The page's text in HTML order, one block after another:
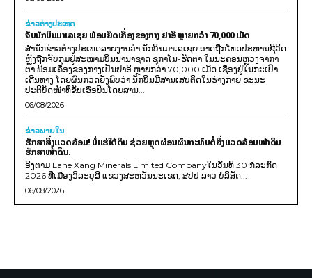
ຂ່າວຕ່າງປະເທດ
ຈັບນັກບິນມາເລເຊຍ ພ້ອມຍຶດເຄື່ອງຂອງກາງ ຢາອີ ຫຼາຍກວ່າ 70,000 ເມັດ
ສຳນັກຂ່າວຕ່າງປະເທດລາຍງານວ່າ ນັກບິນມາເລເຊຍ ອາດຖືກໂທດປະຫານຊີວິດ
ຫຼັງຖືກຈັບກຸມຢູ່ສະໜາມບິນນານາຊາດ ຊູກາໂນ-ຮັດຕາ ໃນນະຄອນຫຼວງຈາກາ
ຕາ ພ້ອມເຄື່ອງຂອງກາງເປັນຢາອີ ຫຼາຍກວ່າ 70,000 ເມັດ ເຊື່ອງຢູ່ໃນກະເປົາ
ເດີນທາງ ໂດຍຜົນກວດຍັງພົບວ່າ ນັກບິນມີສານເສບຕິດໃນຮ່າງກາຍ ຂະນະ
ປະຕິບັດໜ້າທີ່ຂັບເຮືອບິນໂດຍສານ...
06/08/2026
ຂ່າວພາຍ​ໃນ
ຮັກສາສິ່ງແວດລ້ອມ! ບໍ່ແຮ່ໃຕ້ດິນ ຊ່ວຍຫຼຸດຜ່ອນຜົນກະທົບຕໍ່ສິ່ງແວດລ້ອມໜ້າດິນ
ຮັກສາໜ້າດິນ.
ອີງຕາມ Lane Xang Minerals Limited Companyໃນວັນທີ 30 ກໍລະກົດ
2026 ທີ່ເມືອງວິລະບູລີ ແຂວງສະຫວັນນະເຂດ, ສປປ ລາວ ບໍລິສັດ...
06/08/2026